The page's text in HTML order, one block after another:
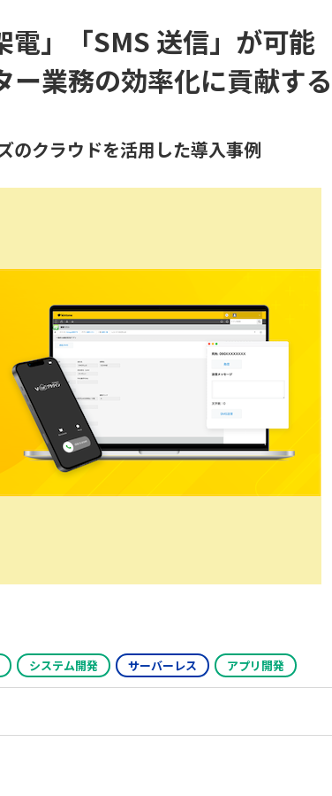
」「SMS 送信」が可能
ー業務の効率化に貢献する
のクラウドを活用した導入事例
システム開発 サーバーレス アプリ開発